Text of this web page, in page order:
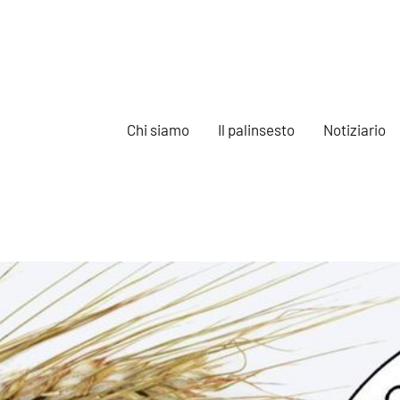
Chi siamo Il palinsesto Notiziario